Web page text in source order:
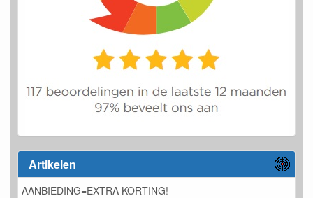
Artikelen
AANBIEDING=EXTRA KORTING!